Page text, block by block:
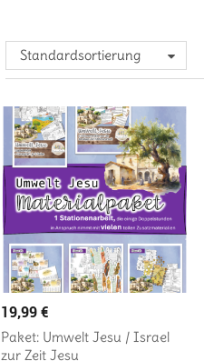
Standardsortierung
19,99€
Paket: Umwelt Jesu / Israel
zur Zeit Jesu